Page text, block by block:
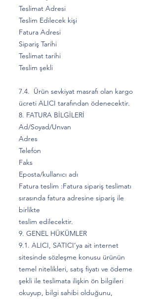
Teslimat Adresi
Teslim Edilecek kişi
Fatura Adresi
Sipariş Tarihi
Teslimat tarihi
Teslim şekli
7.4. Ürün sevkiyat masrafı olan kargo
ücreti ALICI tarafından ödenecektir.
8. FATURA BİLGİLERİ
Ad/Soyad/Unvan
Adres
Telefon
Faks
Eposta/kullanıcı adı
Fatura teslim :Fatura sipariş teslimatı
sırasında fatura adresine sipariş ile
birlikte
teslim edilecektir.
9. GENEL HÜKÜMLER
9.1. ALICI, SATICI’ya ait internet
sitesinde sözleşme konusu ürünün
temel nitelikleri, satış fiyatı ve ödeme
şekli ile teslimata ilişkin ön bilgileri
okuyup, bilgi sahibi olduğunu,